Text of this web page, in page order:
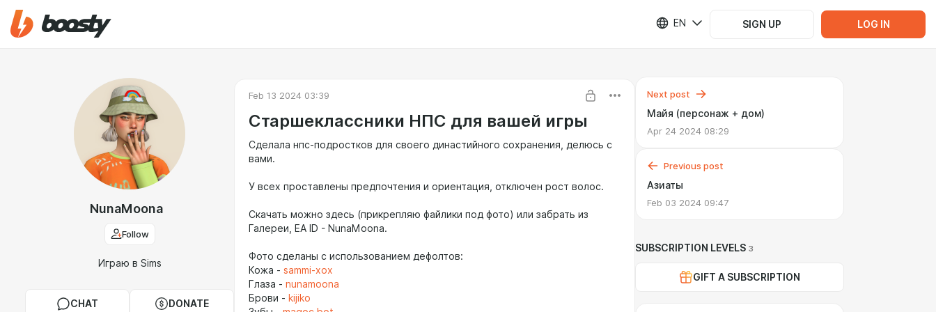
EN SIGN UP LOG IN
NunaMoona
Follow
Играю в Sims
CHAT DONATE
Feb 13 2024 03:39
Старшеклассники НПС для вашей игры
Сделала нпс-подростков для своего династийного сохранения, делюсь с
вами.
У всех проставлены предпочтения и ориентация, отключен рост волос.
Скачать можно здесь (прикрепляю файлики под фото) или забрать из
Галереи, EA ID - NunaMoona.
Фото сделаны с использованием дефолтов:
Кожа - sammi-xox
Глаза - nunamoona
Брови - kijiko
Next post
Майя (персонаж + дом)
Apr 24 2024 08:29
Previous post
Азиаты
Feb 03 2024 09:47
SUBSCRIPTION LEVELS 3
GIFT A SUBSCRIPTION